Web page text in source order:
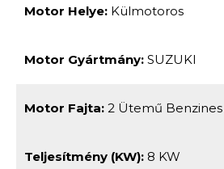
Motor Helye: Külmotoros
Motor Gyártmány: SUZUKI
Motor Fajta: 2 Ütemű Benzines
Teljesítmény (kW): 8 KW